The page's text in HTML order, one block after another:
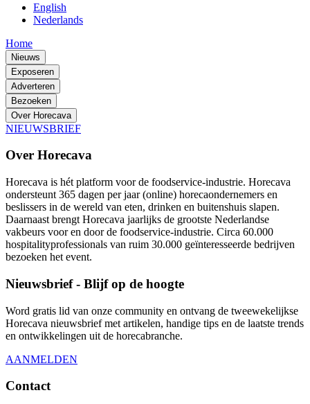
English
Nederlands
Home
Nieuws
Exposeren
Adverteren
Bezoeken
Over Horecava
NIEUWSBRIEF
Over Horecava
Horecava is hét platform voor de foodservice-industrie. Horecava
ondersteunt 365 dagen per jaar (online) horecaondernemers en
beslissers in de wereld van eten, drinken en buitenshuis slapen.
Daarnaast brengt Horecava jaarlijks de grootste Nederlandse
vakbeurs voor en door de foodservice-industrie. Circa 60.000
hospitalityprofessionals van ruim 30.000 geïnteresseerde bedrijven
bezoeken het event.
Nieuwsbrief - Blijf op de hoogte
Word gratis lid van onze community en ontvang de tweewekelijkse
Horecava nieuwsbrief met artikelen, handige tips en de laatste trends
en ontwikkelingen uit de horecabranche.
AANMELDEN
Contact